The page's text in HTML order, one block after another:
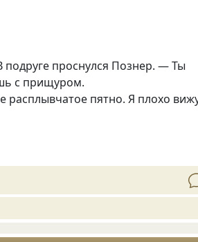
проснулся Познер. — Ты
с прищуром.
пятно. Я плохо